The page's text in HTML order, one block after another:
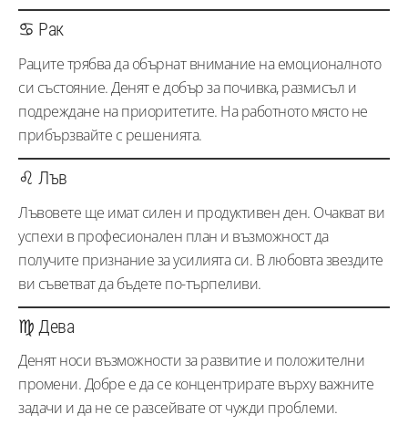
♋ Рак
Раците трябва да обърнат внимание на емоционалното
си състояние. Денят е добър за почивка, размисъл и
подреждане на приоритетите. На работното място не
прибързвайте с решенията.
♌ Лъв
Лъвовете ще имат силен и продуктивен ден. Очакват ви
успехи в професионален план и възможност да
получите признание за усилията си. В любовта звездите
ви съветват да бъдете по-търпеливи.
♍ Дева
Денят носи възможности за развитие и положителни
промени. Добре е да се концентрирате върху важните
задачи и да не се разсейвате от чужди проблеми.